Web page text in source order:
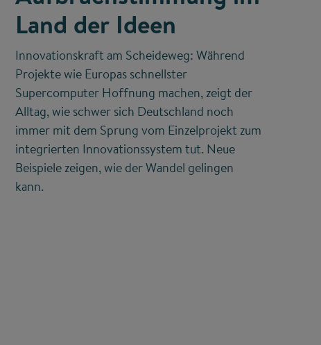
Land der Ideen
Innovationskraft am Scheideweg: Während
Projekte wie Europas schnellster
Supercomputer Hoffnung machen, zeigt der
Alltag, wie schwer sich Deutschland noch
immer mit dem Sprung vom Einzelprojekt zum
integrierten Innovationssystem tut. Neue
Beispiele zeigen, wie der Wandel gelingen
kann.